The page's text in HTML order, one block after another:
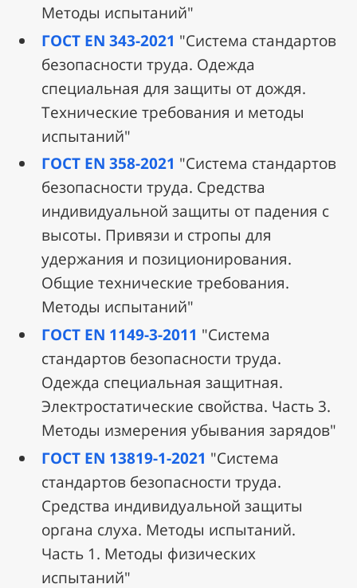
Методы испытаний"
ГОСТ EN 343-2021 "Система стандартов
безопасности труда. Одежда
специальная для защиты от дождя.
Технические требования и методы
испытаний"
ГОСТ EN 358-2021 "Система стандартов
безопасности труда. Средства
индивидуальной защиты от падения с
высоты. Привязи и стропы для
удержания и позиционирования.
Общие технические требования.
Методы испытаний"
ГОСТ EN 1149-3-2011 "Система
стандартов безопасности труда.
Одежда специальная защитная.
Электростатические свойства. Часть 3.
Методы измерения убывания зарядов"
ГОСТ EN 13819-1-2021 "Система
стандартов безопасности труда.
Средства индивидуальной защиты
органа слуха. Методы испытаний.
Часть 1. Методы физических
испытаний"